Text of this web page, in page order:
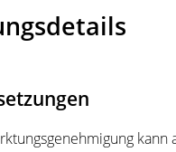
kann